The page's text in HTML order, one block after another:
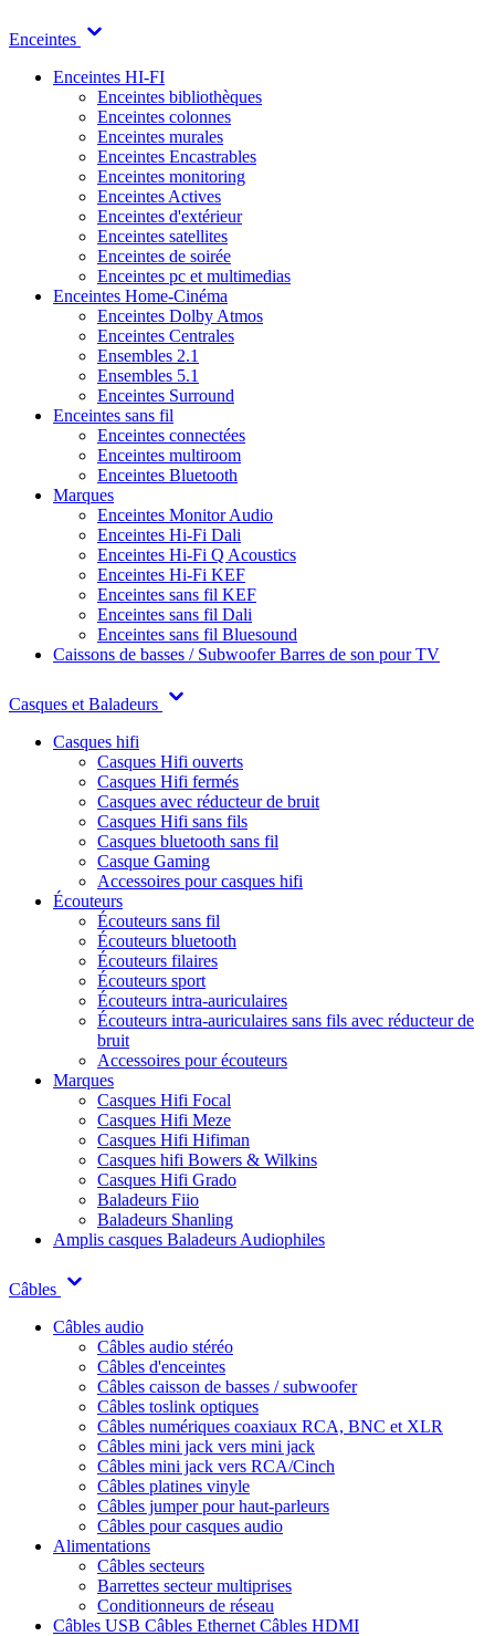
Enceintes
Enceintes HI-FI
Enceintes bibliothèques
Enceintes colonnes
Enceintes murales
Enceintes Encastrables
Enceintes monitoring
Enceintes Actives
Enceintes d'extérieur
Enceintes satellites
Enceintes de soirée
Enceintes pc et multimedias
Enceintes Home-Cinéma
Enceintes Dolby Atmos
Enceintes Centrales
Ensembles 2.1
Ensembles 5.1
Enceintes Surround
Enceintes sans fil
Enceintes connectées
Enceintes multiroom
Enceintes Bluetooth
Marques
Enceintes Monitor Audio
Enceintes Hi-Fi Dali
Enceintes Hi-Fi Q Acoustics
Enceintes Hi-Fi KEF
Enceintes sans fil KEF
Enceintes sans fil Dali
Enceintes sans fil Bluesound
Caissons de basses / SubwooferBarres de son pour TV
Casques et Baladeurs
Casques hifi
Casques Hifi ouverts
Casques Hifi fermés
Casques avec réducteur de bruit
Casques Hifi sans fils
Casques bluetooth sans fil
Casque Gaming
Accessoires pour casques hifi
Écouteurs
Écouteurs sans fil
Écouteurs bluetooth
Écouteurs filaires
Écouteurs sport
Écouteurs intra-auriculaires
Écouteurs intra-auriculaires sans fils avec réducteur de
bruit
Accessoires pour écouteurs
Marques
Casques Hifi Focal
Casques Hifi Meze
Casques Hifi Hifiman
Casques hifi Bowers & Wilkins
Casques Hifi Grado
Baladeurs Fiio
Baladeurs Shanling
Amplis casques Baladeurs Audiophiles
Câbles
Câbles audio
Câbles audio stéréo
Câbles d'enceintes
Câbles caisson de basses / subwoofer
Câbles toslink optiques
Câbles numériques coaxiaux RCA, BNC et XLR
Câbles mini jack vers mini jack
Câbles mini jack vers RCA/Cinch
Câbles platines vinyle
Câbles jumper pour haut-parleurs
Câbles pour casques audio
Alimentations
Câbles secteurs
Barrettes secteur multiprises
Conditionneurs de réseau
Câbles USB Câbles Ethernet Câbles HDMI